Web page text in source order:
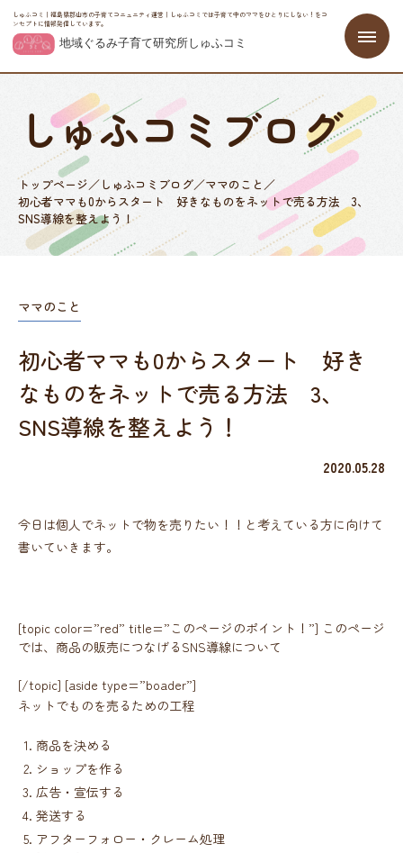
しゅふコミ｜福島県郡山市の子育てコニュニティ運営｜しゅふコミでは子育て中のママをひとりにしない！をコ
ンセプトに情報発信しています。
しゅふコミブログ
トップページ／しゅふコミブログ／ママのこと ／
初心者ママも0からスタート 好きなものをネットで売る方法 3、
SNS導線を整えよう！
ママのこと
初心者ママも0からスタート 好き
なものをネットで売る方法 3、
SNS導線を整えよう！
2020.05.28
今日は個人でネットで物を売りたい！！と考えている方に向けて
書いていきます。
[topic color=”red” title=”このページのポイント！”] このページ
では、商品の販売につなげるSNS導線について
[/topic] [aside type=”boader”]
ネットでものを売るための工程
商品を決める
ショップを作る
広告・宣伝する
発送する
アフターフォロー・クレーム処理